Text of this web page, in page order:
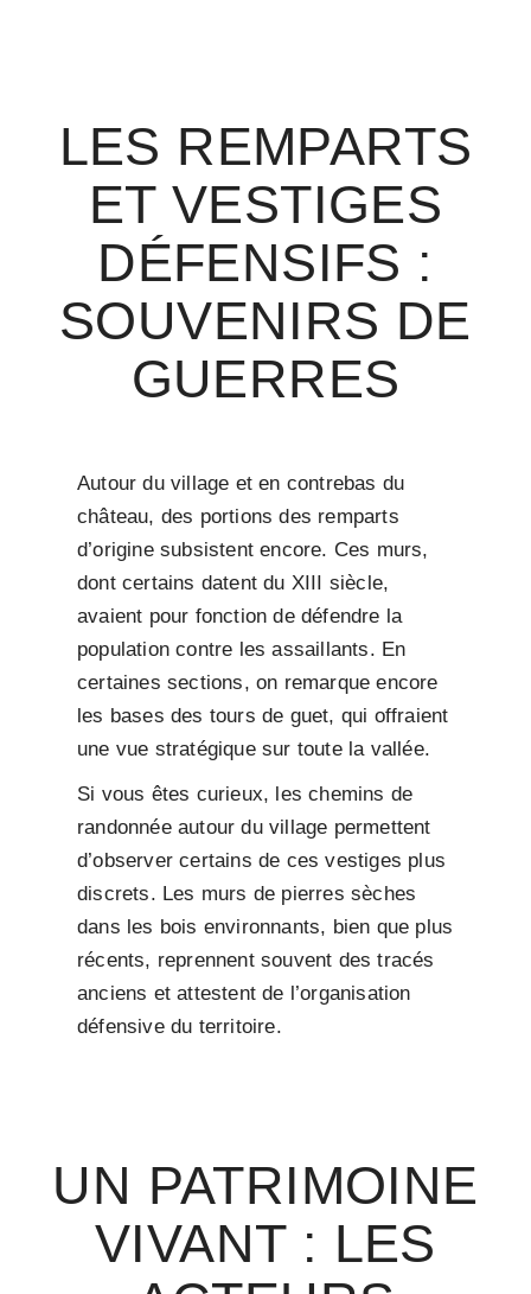
LES REMPARTS
ET VESTIGES
DÉFENSIFS :
SOUVENIRS DE
GUERRES
Autour du village et en contrebas du
château, des portions des remparts
d’origine subsistent encore. Ces murs,
dont certains datent du XIII siècle,
avaient pour fonction de défendre la
population contre les assaillants. En
certaines sections, on remarque encore
les bases des tours de guet, qui offraient
une vue stratégique sur toute la vallée.
Si vous êtes curieux, les chemins de
randonnée autour du village permettent
d’observer certains de ces vestiges plus
discrets. Les murs de pierres sèches
dans les bois environnants, bien que plus
récents, reprennent souvent des tracés
anciens et attestent de l’organisation
défensive du territoire.
UN PATRIMOINE
VIVANT : LES